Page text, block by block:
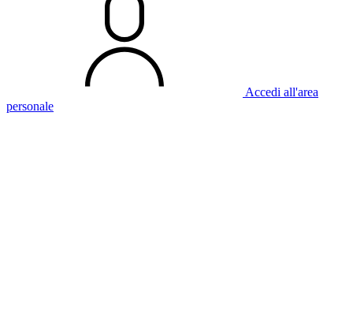
Accedi all'area
personale